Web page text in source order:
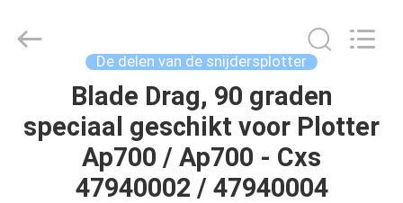
PRODUCTEN
CO.,LTD.
De delen van de snijdersplotter
Blade Drag, 90 graden
speciaal geschikt voor Plotter
Ap700 / Ap700 - Cxs
47940002 / 47940004